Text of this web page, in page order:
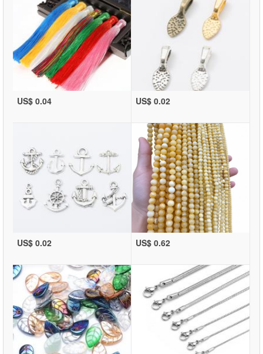
US$ 0.04 US$ 0.02
US$ 0.02 US$ 0.62